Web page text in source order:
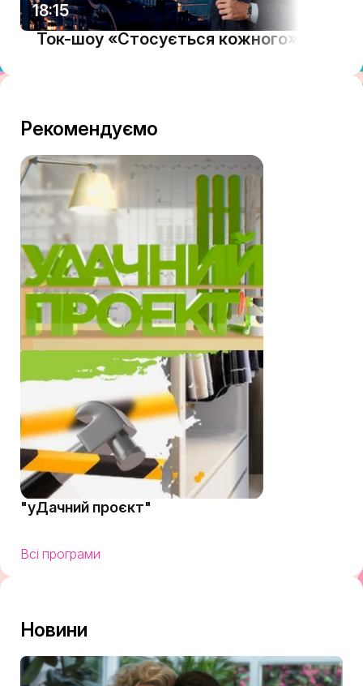
18:15
Ток-шоу «Стосується кожного»
Рекомендуємо
"уДачний проєкт"
Всі програми
Новини